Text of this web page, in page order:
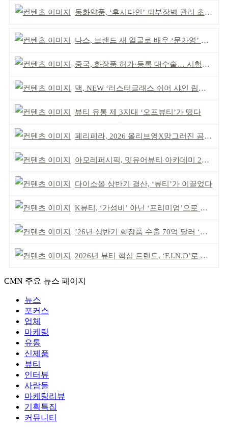
동화약품, ‘후시다인’ 피부장벽 관리 초점 ‘리브랜딩’
나스, 브랜드 새 얼굴로 배우 ‘문가영’ 발탁
중국, 화장품 허가·등록 대수술… 시험자료 공용 허용
맥, NEW ‘러스터글래스 쉬어 샤인 립스틱’ 출시
뷰티 유통 제 3지대 ‘오프뷰티’가 떴다
페리페라, 2026 올리브영X망그러진 곰 콜라보
아모레퍼시픽, 밋유어뷰티 아카데미 2기 발대식
다이소몰 상반기 결산, ‘뷰티’가 이끌었다
K뷰티, ‘가성비’ 아닌 ‘프리미엄’으로 승부걸어야
’26년 상반기 화장품 수출 70억 달러 ‘역대 최고’
2026년 뷰티 핵심 트렌드, ‘F.I.N.D’로 읽는다
CMN 주요 뉴스 페이지
뉴스
포커스
업체
마케팅
유통
신제품
뷰티
인터뷰
사람들
마케팅리뷰
기획특집
커뮤니티